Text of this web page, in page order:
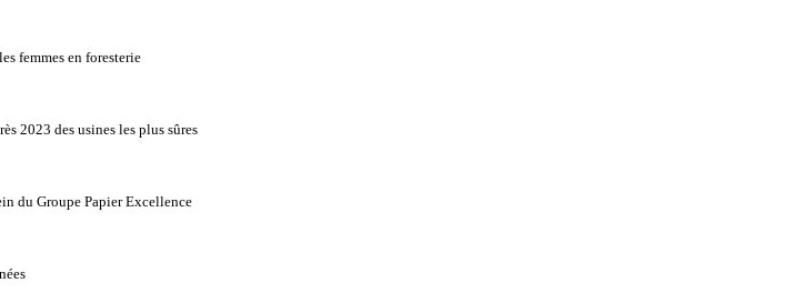
femmes en foresterie
2023 des usines les plus sûres
du Groupe Papier Excellence